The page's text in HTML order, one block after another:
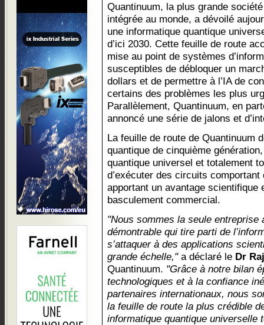
Quantinuum, la plus grande
intégrée au monde, a dévoilé
une informatique quantique
d’ici 2030. Cette feuille de route
mise au point de systèmes
susceptibles de débloquer un
dollars et de permettre à l’IA de
certains des problèmes les plus
Parallèlement, Quantinuum, en
annoncé une série de jalons et
La feuille de route de Quantinuum
quantique de cinquième
quantique universel et totalement
d’exécuter des circuits
apportant un avantage scientifique
basculement commercial.
"Nous sommes la seule
démontrable qui tire parti de
s’attaquer à des applications
grande échelle,"a déclaré le Dr
Quantinuum. "Grâce à notre bilan
technologiques et à la confiance
partenaires internationaux, nous
la feuille de route la plus crédible
informatique quantique universelle